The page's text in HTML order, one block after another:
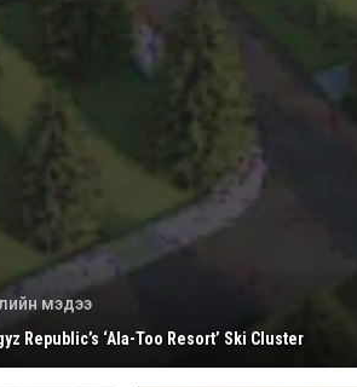
мэдээ
Republic’s ‘Ala-Too Resort’ Ski Cluster